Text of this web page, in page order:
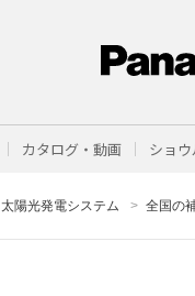
カタログ・動画 ショ
太陽光発電システム 全国の